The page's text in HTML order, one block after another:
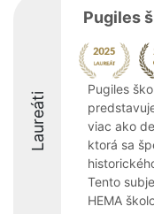
Laureáti
Pugiles
Pugiles
viac ako
ktorá sa
Tento
HEMA